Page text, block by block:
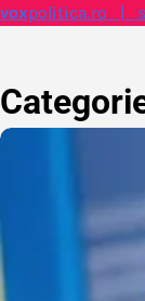
Skip
voxpolitica.ro |